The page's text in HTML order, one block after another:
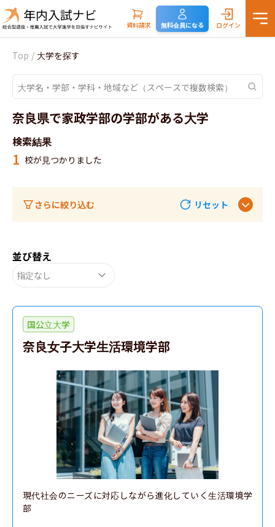
資料請求 無料会員になる ログイン
Top / 大学を探す
奈良県で家政学部の学部がある大学
検索結果
1 校が見つかりました
さらに絞り込む リセット
並び替え
指定なし
国公立大学
奈良女子大学生活環境学部
現代社会のニーズに対応しながら進化していく生活環境学
部